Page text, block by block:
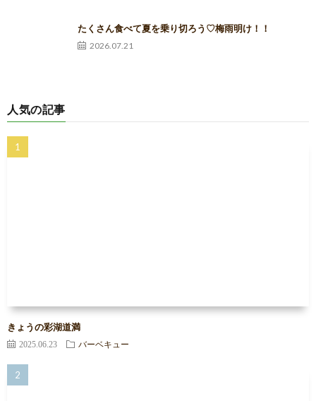
たくさん食べて夏を乗り切ろう♡梅雨明け！！
2026.07.21
人気の記事
きょうの彩湖道満
2025.06.23 バーベキュー